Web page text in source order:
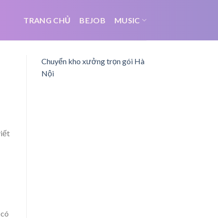
TRANG CHỦ BEJOB MUSIC
Chuyển kho xưởng trọn gói Hà
Nội